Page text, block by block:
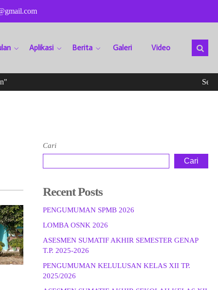
Aplikasi Berita Galeri Video
Selamat
Cari
Cari
Recent Posts
PENGUMUMAN SPMB 2026
LOMBA OSNK 2026
ASESMEN SUMATIF AKHIR SEMESTER GENAP
T.P. 2025-2026
PENGUMUMAN KELULUSAN KELAS XII TP.
2025/2026